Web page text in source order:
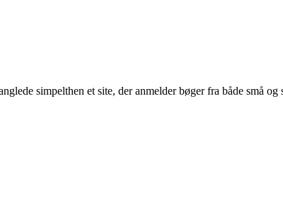
simpelthen et site, der anmelder bøger fra både små